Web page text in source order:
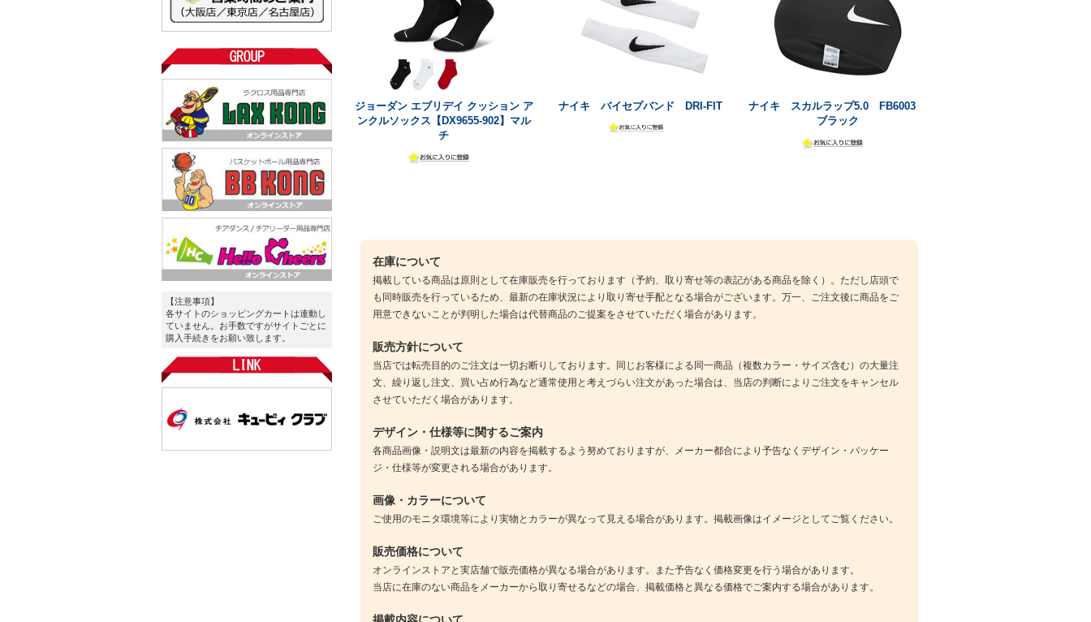
【注意事項】
各サイトのショッピングカートは連動し
ていません。お手数ですがサイトごとに
購入手続きをお願い致します。
ジョーダン エブリデイ クッション ア
ンクルソックス【DX9655-902】マル
チ
ナイキ バイセプバンド DRI-FIT
ナイキ スカルラップ5.0 FB6003
ブラック
在庫について
掲載している商品は原則として在庫販売を行っております（予約、取り寄せ等の表記がある商品を除く）。ただし店頭で
も同時販売を行っているため、最新の在庫状況により取り寄せ手配となる場合がございます。万一、ご注文後に商品をご
用意できないことが判明した場合は代替商品のご提案をさせていただく場合があります。
販売方針について
当店では転売目的のご注文は一切お断りしております。同じお客様による同一商品（複数カラー・サイズ含む）の大量注
文、繰り返し注文、買い占め行為など通常使用と考えづらい注文があった場合は、当店の判断によりご注文をキャンセル
させていただく場合があります。
デザイン・仕様等に関するご案内
各商品画像・説明文は最新の内容を掲載するよう努めておりますが、メーカー都合により予告なくデザイン・パッケー
ジ・仕様等が変更される場合があります。
画像・カラーについて
ご使用のモニタ環境等により実物とカラーが異なって見える場合があります。掲載画像はイメージとしてご覧ください。
販売価格について
オンラインストアと実店舗で販売価格が異なる場合があります。また予告なく価格変更を行う場合があります。
当店に在庫のない商品をメーカーから取り寄せるなどの場合、掲載価格と異なる価格でご案内する場合があります。